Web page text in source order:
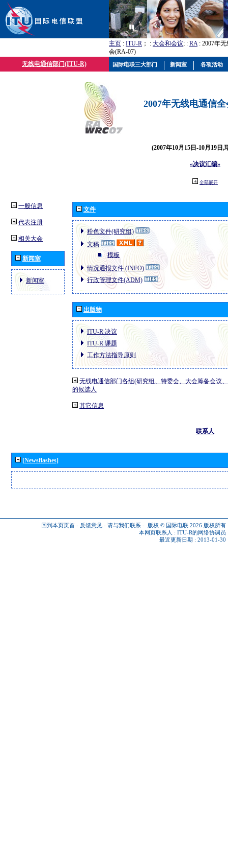
主页 : ITU-R ； : 大会和会议; : RA: 2007年
会(RA-07)
无线电通信部门(ITU-R)
2007年无线电通信
(2007年10月15日-10月19日,
«决议汇编»
全部展开
一般信息
代表注册
相关大会
新闻室
新闻室
文件
粉色文件(研究组)
文稿
模板
情况通报文件 (INFO)
行政管理文件(ADM)
出版物
ITU-R 决议
ITU-R 课题
工作方法指导原则
无线电通信部门各组(研究组、特委会、大会筹备会议
的候选人
其它信息
联系人
[Newsflashes]
回到本页页首 - 反馈意见 - 请与我们联系 - 版权 © 国际电联 2026 版权所有
本网页联系人 : ITU-R的网络协调员
最近更新日期 : 2013-01-30
国际电联三大部门 新闻室 各项活动